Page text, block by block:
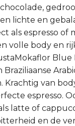
lichte en
als espresso of
volle body en
Krachtig van
espresso.
latte of
en de